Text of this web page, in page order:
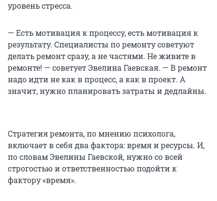
уровень стресса.
— Есть мотивация к процессу, есть мотивация к
результату. Специалисты по ремонту советуют
делать ремонт сразу, а не частями. Не живите в
ремонте! — советует Эвелина Гаевская. — В ремонт
надо идти не как в процесс, а как в проект. А
значит, нужно планировать затраты и дедлайны.
Стратегия ремонта, по мнению психолога,
включает в себя два фактора: время и ресурсы. И,
по словам Эвелины Гаевской, нужно со всей
строгостью и ответственностью подойти к
фактору «время».